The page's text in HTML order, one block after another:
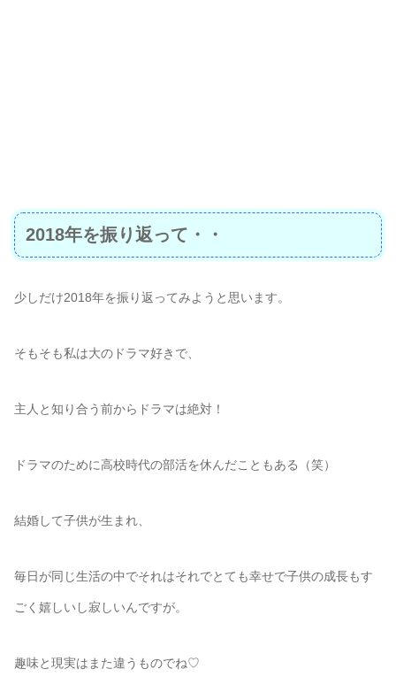
2018年を振り返って・・
少しだけ2018年を振り返ってみようと思います。
そもそも私は大のドラマ好きで、
主人と知り合う前からドラマは絶対！
ドラマのために高校時代の部活を休んだこともある（笑）
結婚して子供が生まれ、
毎日が同じ生活の中でそれはそれでとても幸せで子供の成長もす
ごく嬉しいし寂しいんですが。
趣味と現実はまた違うものでね♡